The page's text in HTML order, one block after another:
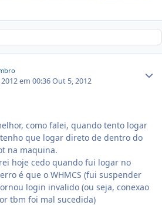
em 00:36Out 5, 2012
como falei, quando tento logar
que logar direto de dentro do
na maquina.
hoje cedo quando fui logar no
é que o WHMCS (fui suspender
login invalido (ou seja, conexao
tbm foi mal sucedida)